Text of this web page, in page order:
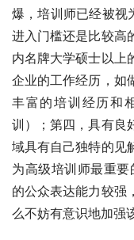
爆，培训师已经被视
进入门槛还是比较高
内名牌大学硕士以上
企业的工作经历，如
丰富的培训经历和
训）；第四，具有良
域具有自己独特的见
为高级培训师最重
的公众表达能力较强
么不妨有意识地加强